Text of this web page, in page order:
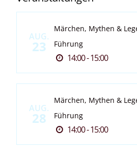
AUG.
23
Märchen, Mythen &
Führung
14:00 - 15:00
AUG.
28
Märchen, Mythen &
Führung
14:00 - 15:00